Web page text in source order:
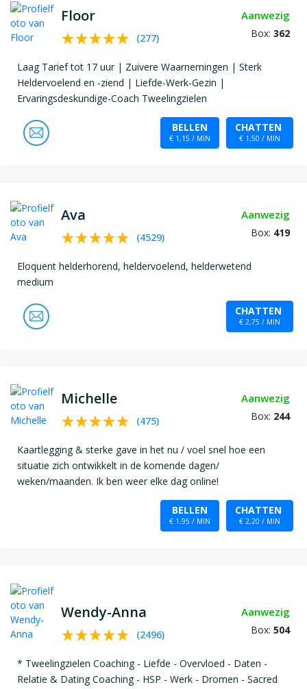
Floor
(277)
Aanwezig
Box: 362
Laag Tarief tot 17 uur | Zuivere Waarnemingen | Sterk
Heldervoelend en -ziend | Liefde-Werk-Gezin |
Ervaringsdeskundige-Coach Tweelingzielen
BELLEN
€ 1,15 / MIN
CHATTEN
€ 1,50 / MIN
Ava
(4529)
Aanwezig
Box: 419
Eloquent helderhorend, heldervoelend, helderwetend
medium
CHATTEN
€ 2,75 / MIN
Michelle
(475)
Aanwezig
Box: 244
Kaartlegging & sterke gave in het nu / voel snel hoe een
situatie zich ontwikkelt in de komende dagen/
weken/maanden. Ik ben weer elke dag online!
BELLEN
€ 1,95 / MIN
CHATTEN
€ 2,20 / MIN
Wendy-Anna
(2496)
Aanwezig
Box: 504
* Tweelingzielen Coaching - Liefde - Overvloed - Daten -
Relatie & Dating Coaching - HSP - Werk - Dromen - Sacred